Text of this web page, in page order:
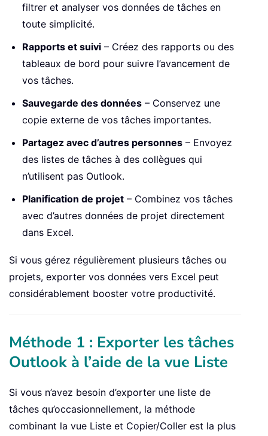
filtrer et analyser vos données de tâches en
toute simplicité.
Rapports et suivi – Créez des rapports ou des
tableaux de bord pour suivre l’avancement de
vos tâches.
Sauvegarde des données – Conservez une
copie externe de vos tâches importantes.
Partagez avec d’autres personnes – Envoyez
des listes de tâches à des collègues qui
n’utilisent pas Outlook.
Planification de projet – Combinez vos tâches
avec d’autres données de projet directement
dans Excel.
Si vous gérez régulièrement plusieurs tâches ou
projets, exporter vos données vers Excel peut
considérablement booster votre productivité.
Méthode 1 : Exporter les tâches
Outlook à l’aide de la vue Liste
Si vous n’avez besoin d’exporter une liste de
tâches qu’occasionnellement, la méthode
combinant la vue Liste et Copier/Coller est la plus